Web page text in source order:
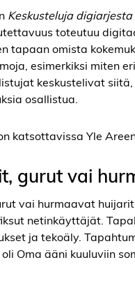
Keskusteluja digiarjesta
toteutuu
tapaan omista
esimerkiksi miten
keskustelivat
osallistua.
katsottavissa Yle
gurut vai
vai hurmaavat
netinkäyttäjät.
ja tekoäly.
Oma ääni kuuluviin